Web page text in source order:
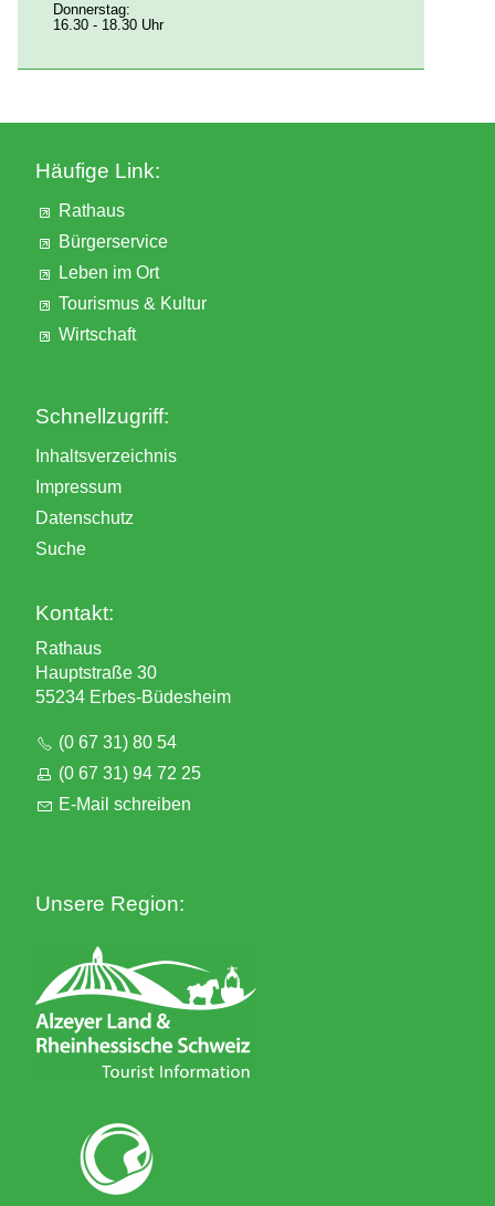
Donnerstag:
16.30 - 18.30 Uhr
Häufige Link:
Rathaus
Bürgerservice
Leben im Ort
Tourismus & Kultur
Wirtschaft
Schnellzugriff:
Inhaltsverzeichnis
Impressum
Datenschutz
Suche
Kontakt:
Rathaus
Hauptstraße 30
55234 Erbes-Büdesheim
(0 67 31) 80 54
(0 67 31) 94 72 25
E-Mail schreiben
Unsere Region: